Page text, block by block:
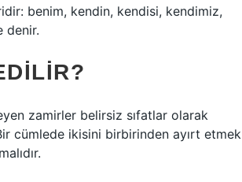
benim, kendin, kendisi, kendimiz,
denir.
zamirler belirsiz sıfatlar olarak
cümlede ikisini birbirinden ayırt etmek